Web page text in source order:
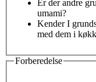
Er der andre
umami?
Kender I
med dem i
Forberedelse